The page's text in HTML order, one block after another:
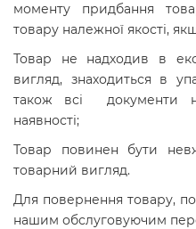
моменту придбання
товару належної якості,
Товар не надходив в
вигляд, знаходиться в
також всі документи
наявності;
Товар повинен бути
товарний вигляд.
Для повернення товару,
нашим обслуговуючим